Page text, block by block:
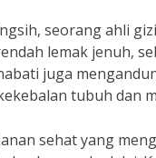
seorang ahli
lemak jenuh,
juga
tubuh dan
sehat yang